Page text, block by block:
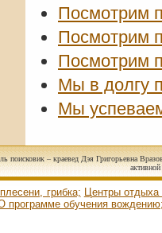
Посмотрим
Посмотрим
Посмотрим
Мы в долгу
Мы
поисковик – краевед Дэя Григорьевна
грибка; Центры отдыха
программе обучения